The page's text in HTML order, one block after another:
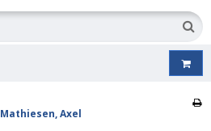
Mathiesen, Axel